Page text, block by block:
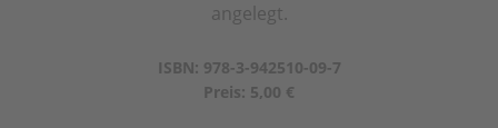
angelegt.
ISBN: 978-3-942510-09-7
Preis: 5,00 €